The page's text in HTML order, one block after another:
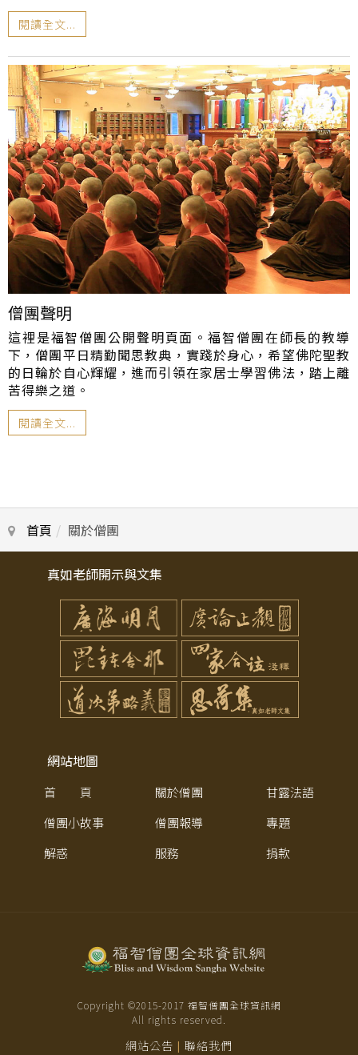
閱讀全文...
僧團聲明
這裡是福智僧團公開聲明頁面。福智僧團在師長的教導
下，僧團平日精勤聞思教典，實踐於身心，希望佛陀聖教
的日輪於自心輝耀，進而引領在家居士學習佛法，踏上離
苦得樂之道。
閱讀全文...
首頁 關於僧團
真如老師開示與文集
網站地圖
首 頁 關於僧團
甘露法語
僧團小故事
僧團報導
專題
解惑
服務 捐款
Copyright ©2015-2017 福智僧團全球資訊網
All rights reserved.
網站公告 | 聯絡我們